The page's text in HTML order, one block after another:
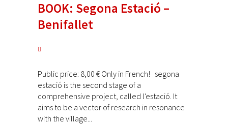
BOOK: Segona Estació –
Benifallet
Public price: 8,00 € Only in French! segona
estació is the second stage of a
comprehensive project, called l'estació. It
aims to be a vector of research in resonance
with the village...